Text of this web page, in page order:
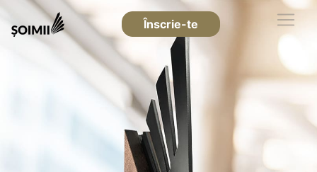
Înscrie-te